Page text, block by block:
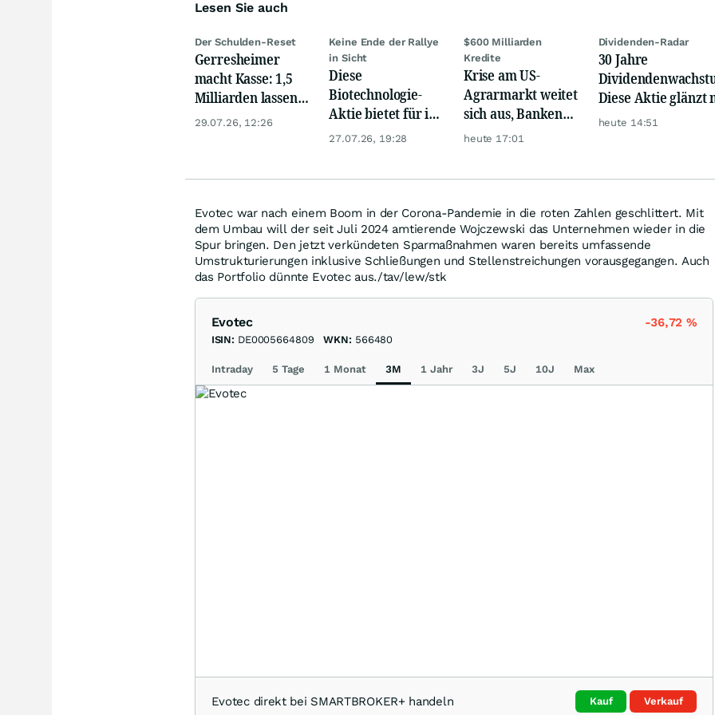
Lesen Sie auch
Der Schulden-Reset
Gerresheimer
macht Kasse: 1,5
Milliarden lassen
die Aktie
29.07.26, 12:26
Keine Ende der Rallye
in Sicht
Diese
Biotechnologie-
Aktie bietet für ihr
Geld so viel wie
27.07.26, 19:28
$600 Milliarden
Kredite
Krise am US-
Agrarmarkt weitet
sich aus, Banken
werden nervös
heute 17:01
Dividenden-Radar
30 Jahre
Diese Aktie glänzt
Traum-Renditen
heute 14:51
Evotec war nach einem Boom in der Corona-Pandemie in die roten Zahlen geschlittert. Mit
dem Umbau will der seit Juli 2024 amtierende Wojczewski das Unternehmen wieder in die
Spur bringen. Den jetzt verkündeten Sparmaßnahmen waren bereits umfassende
Umstrukturierungen inklusive Schließungen und Stellenstreichungen vorausgegangen. Auch
das Portfolio dünnte Evotec aus./tav/lew/stk
Evotec -36,72 %
ISIN: DE0005664809 WKN: 566480
Intraday 5 Tage 1 Monat 3M 1 Jahr 3J 5J 10J Max
Evotec direkt bei SMARTBROKER+ handeln Kauf Verkauf